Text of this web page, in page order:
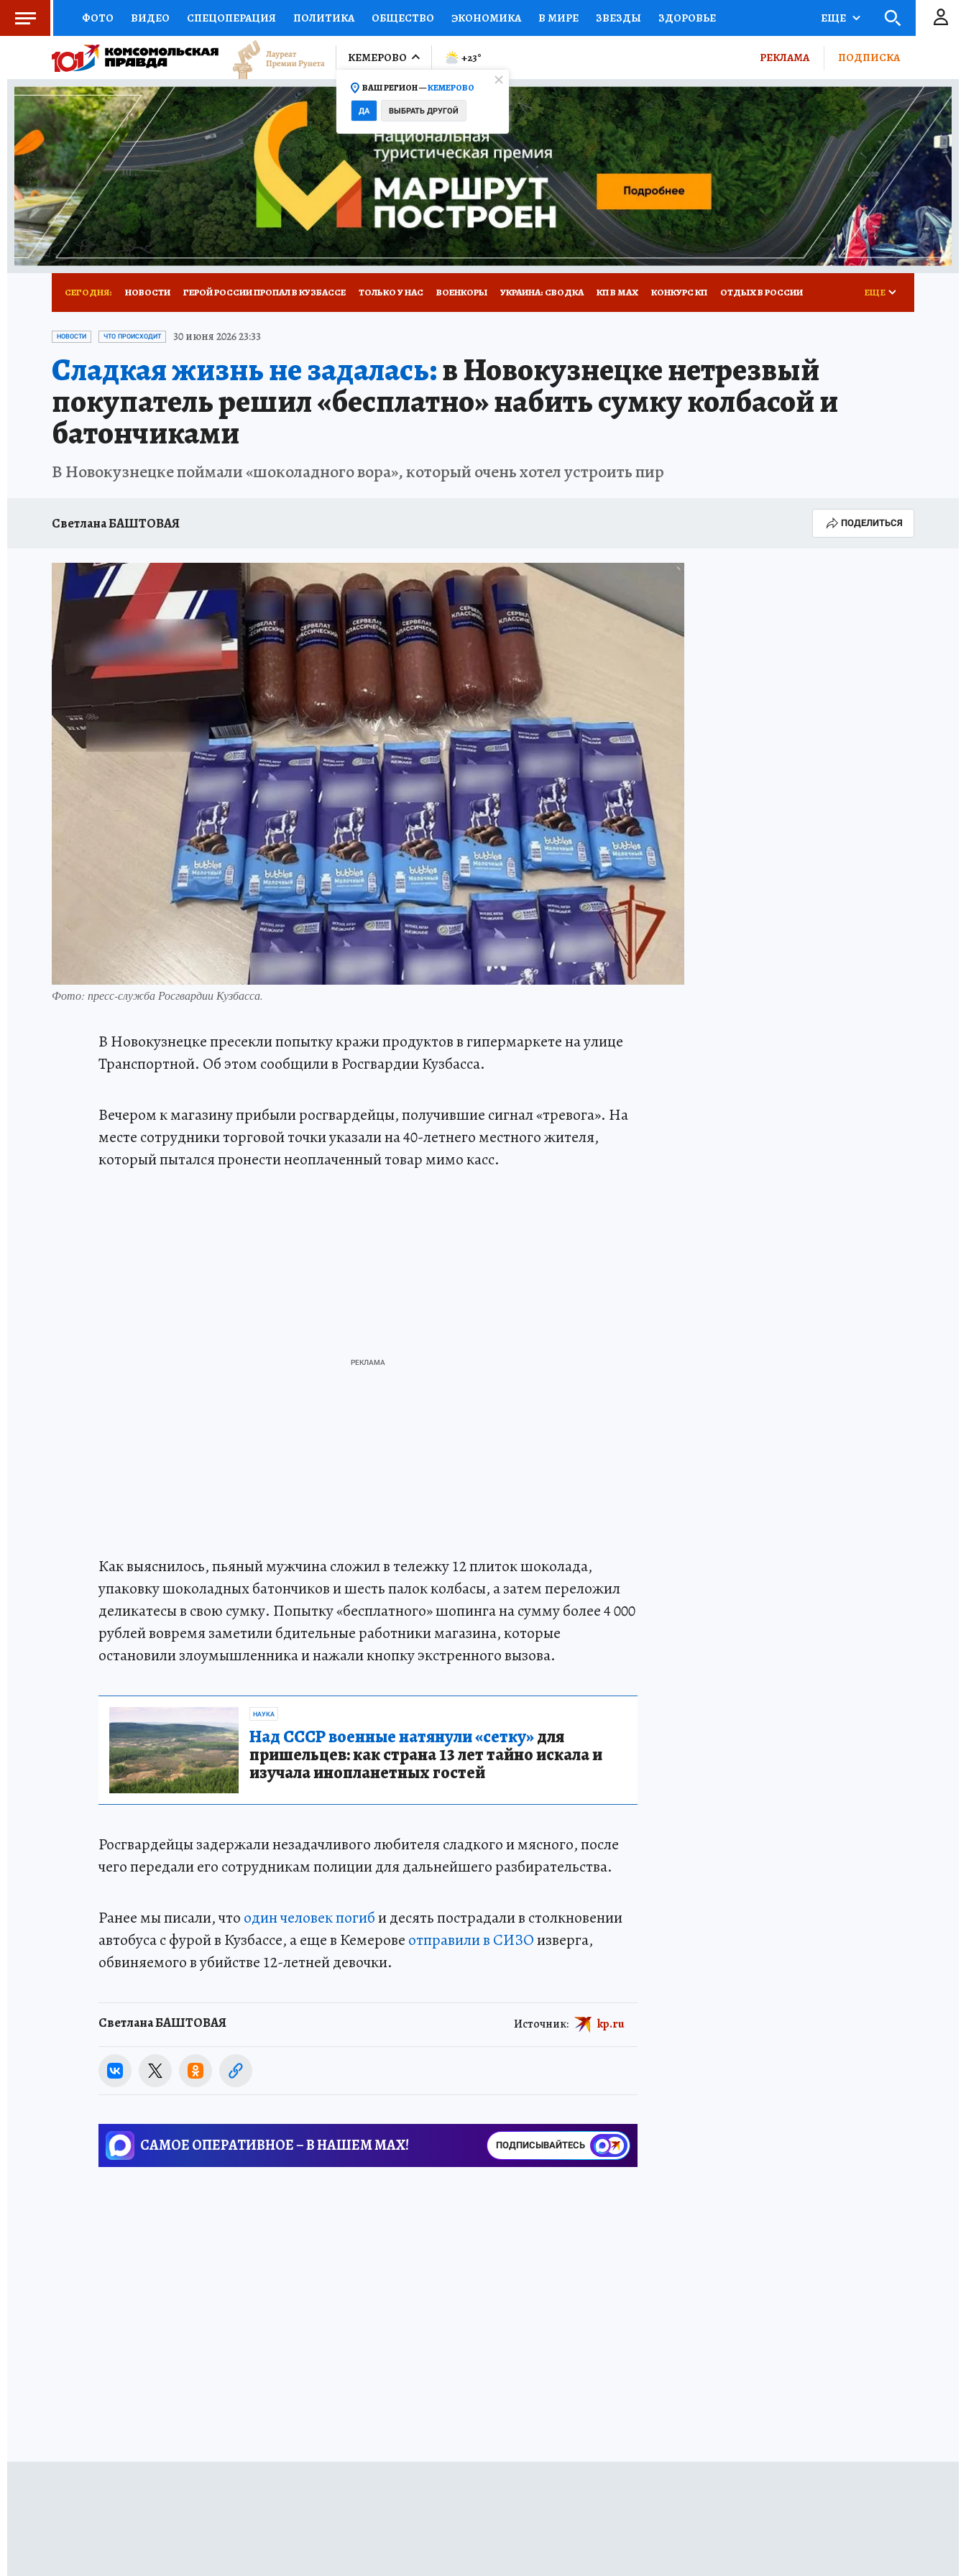
ФОТО ВИДЕО СПЕЦОПЕРАЦИЯ ПОЛИТИКА ОБЩЕСТВО ЭКОНОМИКА В МИРЕ ЗВЕЗДЫ ЗДОРОВЬЕ
СОЦПОДДЕРЖКА НАУКА СПОРТ КОЛУМНИСТЫ ПРОИСШЕСТВИЯ
ВЫБОР ЭКСПЕРТОВ ДОКТОР ФИНАНСЫ ОТКРЫВАЕМ МИР Я ЗНАЮ СЕМЬЯ ЖЕНСКИЕ СЕКРЕТЫ ПУТЕВОДИТЕЛЬ
КНИЖНАЯ ПОЛКА ПРОГНОЗЫ НА СПОРТ ПРОМОКОДЫ СЕРИАЛЫ СПЕЦПРОЕКТЫ ДЕФИЦИТ ЖЕЛЕЗА ТУРИЗМ
ПРЕСС-ЦЕНТР НЕДВИЖИМОСТЬ ТЕЛЕВИЗОР КОНКУРСЫ РАБОТА У НАС ГИД ПОТРЕБИТЕЛЯ ВСЕ О КП РАДИО КП
РЕКЛАМА ТЕСТЫ НОВОЕ НА САЙТЕ
ЕЩЕ
КЕМЕРОВО
ВАШ РЕГИОН —КЕМЕРОВО
ДА ВЫБРАТЬ ДРУГОЙ
+23° РЕКЛАМА ПОДПИСКА
СЕГОДНЯ: НОВОСТИ ГЕРОЙ РОССИИ ПРОПАЛ В КУЗБАССЕ ТОЛЬКО У НАС ВОЕНКОРЫ УКРАИНА: СВОДКА КП В МАХ КОНКУРС КП ОТДЫХ В РОССИИ
ЗАПОВЕДНАЯ РОССИЯ ПРОИСШЕСТВИЯ
ЕЩЕ
НОВОСТИ ЧТО ПРОИСХОДИТ 30 июня 2026 23:33
Сладкая жизнь не задалась:в Новокузнецке нетрезвый
покупатель решил «бесплатно» набить сумку колбасой и
батончиками
В Новокузнецке поймали «шоколадного вора», который очень хотел устроить пир
Светлана БАШТОВАЯ ПОДЕЛИТЬСЯ
Фото: пресс-служба Росгвардии Кузбасса.
В Новокузнецке пресекли попытку кражи продуктов в гипермаркете на улице
Транспортной. Об этом сообщили в Росгвардии Кузбасса.
Вечером к магазину прибыли росгвардейцы, получившие сигнал «тревога». На
месте сотрудники торговой точки указали на 40-летнего местного жителя,
который пытался пронести неоплаченный товар мимо касс.
Как выяснилось, пьяный мужчина сложил в тележку 12 плиток шоколада,
упаковку шоколадных батончиков и шесть палок колбасы, а затем переложил
деликатесы в свою сумку. Попытку «бесплатного» шопинга на сумму более 4 000
рублей вовремя заметили бдительные работники магазина, которые
остановили злоумышленника и нажали кнопку экстренного вызова.
НАУКА
Над СССР военные натянули «сетку»для
пришельцев: как страна 13 лет тайно искала и
изучала инопланетных гостей
Росгвардейцы задержали незадачливого любителя сладкого и мясного, после
чего передали его сотрудникам полиции для дальнейшего разбирательства.
Ранее мы писали, что один человек погиби десять пострадали в столкновении
автобуса с фурой в Кузбассе, а еще в Кемерове отправили в СИЗОизверга,
обвиняемого в убийстве 12-летней девочки.
Светлана БАШТОВАЯ Источник: kp.ru
САМОЕ ОПЕРАТИВНОЕ – В НАШЕМ MAX! ПОДПИСЫВАЙТЕСЬ